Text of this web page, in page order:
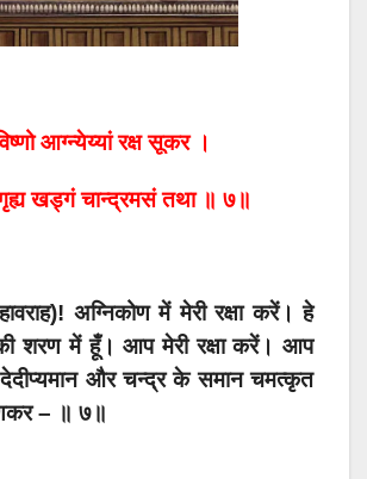
आग्न्येय्यां रक्ष सूकर ।
खड्गं चान्द्रमसं तथा ॥ ७॥
अग्निकोण में मेरी रक्षा करें। हे
शरण में हूँ। आप मेरी रक्षा करें। आप
और चन्द्र के समान चमत्कृत
– ॥ ७॥